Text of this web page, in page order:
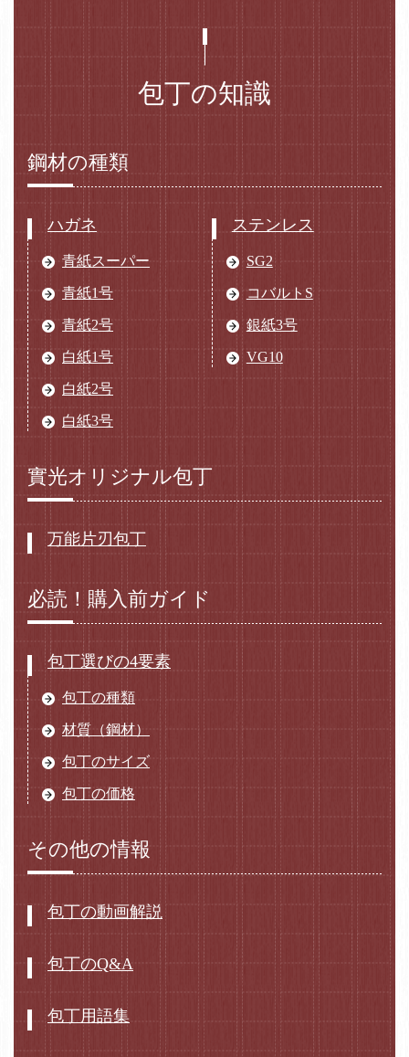
包丁の知識
鋼材の種類
ハガネ
青紙スーパー
青紙1号
青紙2号
白紙1号
白紙2号
白紙3号
ステンレス
SG2
コバルトS
銀紙3号
VG10
實光オリジナル包丁
万能片刃包丁
必読！購入前ガイド
包丁選びの4要素
包丁の種類
材質（鋼材）
包丁のサイズ
包丁の価格
その他の情報
包丁の動画解説
包丁のQ&A
包丁用語集